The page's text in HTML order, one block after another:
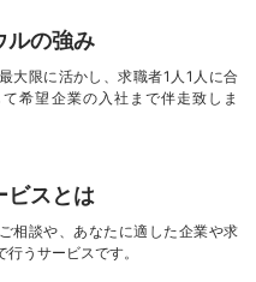
ルの強み
大限に活かし、求職者1人1人に合
て希望企業の入社まで伴走致しま
ビスとは
相談や、あなたに適した企業や求
行うサービスです。